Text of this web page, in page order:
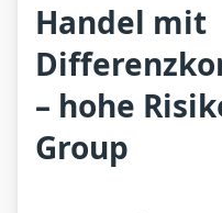
Handel mit
– hohe
Group